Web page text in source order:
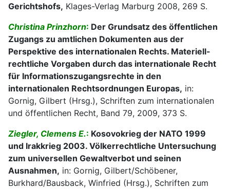
Gerichtshofs, Klages-Verlag Marburg 2008, 269 S.
Christina Prinzhorn: Der Grundsatz des öffentlichen
Zugangs zu amtlichen Dokumenten aus der
Perspektive des internationalen Rechts. Materiell-
rechtliche Vorgaben durch das internationale Recht
für Informationszugangsrechte in den
internationalen Rechtsordnungen Europas, in:
Gornig, Gilbert (Hrsg.), Schriften zum internationalen
und öffentlichen Recht, Band 79, 2009, 373 S.
Ziegler, Clemens E.: Kosovokrieg der NATO 1999
und Irakkrieg 2003. Völkerrechtliche Untersuchung
zum universellen Gewaltverbot und seinen
Ausnahmen, in: Gornig, Gilbert/Schöbener,
Burkhard/Bausback, Winfried (Hrsg.), Schriften zum